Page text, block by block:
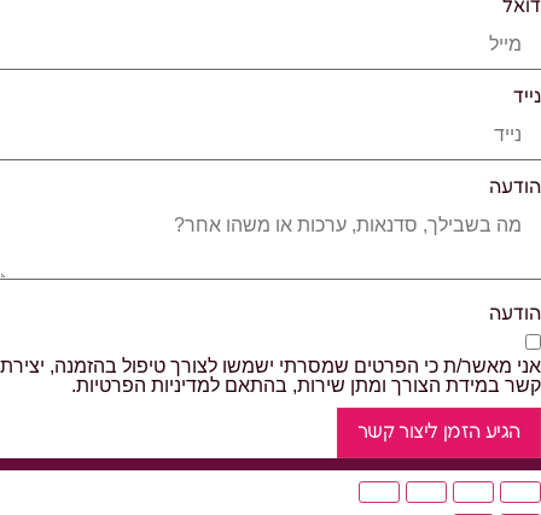
דואל
נייד
הודעה
הודעה
אני מאשר/ת כי הפרטים שמסרתי ישמשו לצורך טיפול בהזמנה, יצירת
קשר במידת הצורך ומתן שירות, בהתאם למדיניות הפרטיות.
הגיע הזמן ליצור קשר